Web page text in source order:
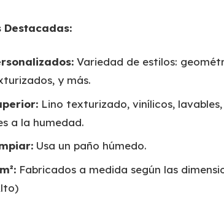
Variedad de estilos:
y más.
Lino texturizado, vinílicos,
a la humedad.
Usa un paño húmedo.
Fabricados a medida según las